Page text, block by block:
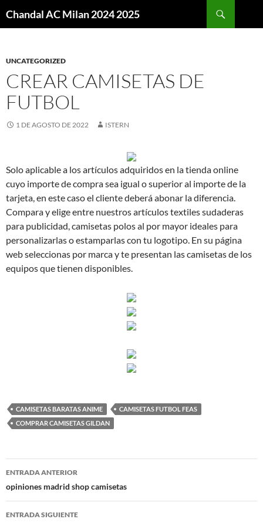
Chandal AC Milan 2024 2025
UNCATEGORIZED
CREAR CAMISETAS DE
FUTBOL
1 DE AGOSTO DE 2022 ISTERN
Solo aplicable a los artículos adquiridos en la tienda online
cuyo importe de compra sea igual o superior al importe de la
tarjeta, en este caso el cliente deberá abonar la diferencia.
Compara y elige entre nuestros artículos textiles sudaderas
para publicidad, camisetas polos al por mayor ideales para
personalizarlas o estamparlas con tu logotipo. En su página
web seleccionas por marca y te presentan las camisetas de los
equipos que tienen disponibles.
CAMISETAS BARATAS ANIME
CAMISETAS FUTBOL FEAS
COMPRAR CAMISETAS GILDAN
Navegación
de
entradas
ENTRADA ANTERIOR
opiniones madrid shop camisetas
ENTRADA SIGUIENTE